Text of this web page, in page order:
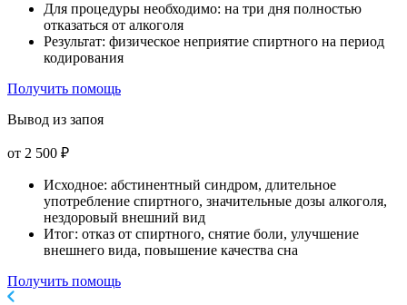
Для процедуры необходимо: на три дня полностью
отказаться от алкоголя
Результат: физическое неприятие спиртного на период
кодирования
Получить помощь
Вывод из запоя
от 2 500 ₽
Исходное: абстинентный синдром, длительное
употребление спиртного, значительные дозы алкоголя,
нездоровый внешний вид
Итог: отказ от спиртного, снятие боли, улучшение
внешнего вида, повышение качества сна
Получить помощь